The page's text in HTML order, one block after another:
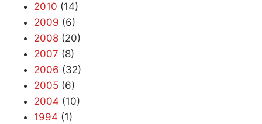
2010 (14)
2009 (6)
2008 (20)
2007 (8)
2006 (32)
2005 (6)
2004 (10)
1994 (1)